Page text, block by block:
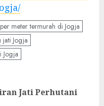
meter termurah di Jogja
jati Jogja
Jogja
Jati Perhutani